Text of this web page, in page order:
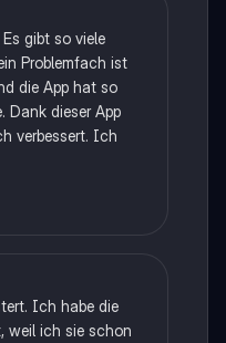
gibt so viele
Problemfach ist
die App hat so
Dank dieser App
verbessert. Ich
Ich habe die
weil ich sie schon